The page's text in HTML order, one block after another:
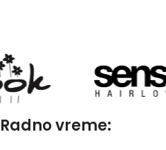
Radno vreme: